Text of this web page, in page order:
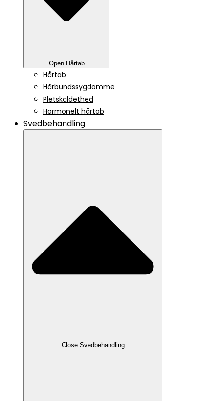
Open Hårtab
Hårtab
Hårbundssygdomme
Pletskaldethed
Hormonelt hårtab
Svedbehandling
Close Svedbehandling